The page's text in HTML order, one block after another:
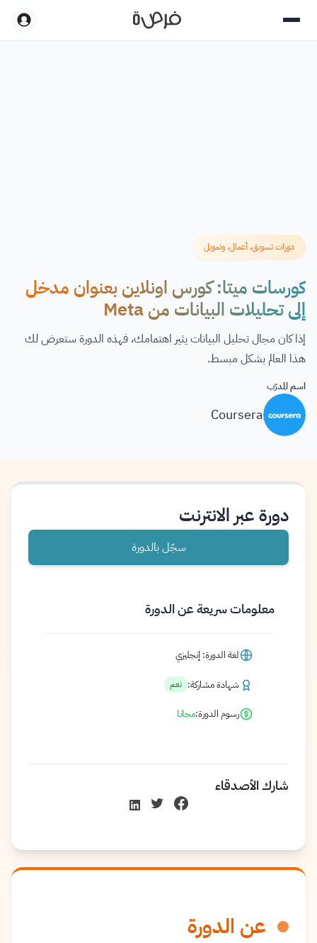
دورات تسويق، أعمال، وتمويل
كورسات ميتا: كورس اونلاين بعنوان مدخل
إلى تحليلات البيانات من Meta
إذا كان مجال تحليل البيانات يثير اهتمامك، فهذه الدورة ستعرض لك
هذا العالم بشكل مبسط.
اسم المدرّب
Coursera
عن الدورة
دورة عبر الانترنت
سجّل بالدورة
معلومات سريعة عن الدورة
لغة الدورة: إنجليزي
شهادة مشاركة: نعم
رسوم الدورة:مجانا
شارك الأصدقاء